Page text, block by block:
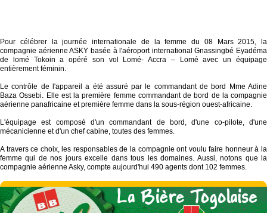
Pour célébrer la journée internationale de la femme du 08 Mars 2015, la
compagnie aérienne ASKY basée à l'aéroport international Gnassingbé Eyadéma
de lomé Tokoin a opéré son vol Lomé- Accra – Lomé avec un équipage
entièrement féminin.
Le contrôle de l'appareil a été assuré par le commandant de bord Mme Adine
Baza Ossebi. Elle est la première femme commandant de bord de la compagnie
aérienne panafricaine et première femme dans la sous-région ouest-africaine.
L'équipage est composé d'un commandant de bord, d'une co-pilote, d'une
mécanicienne et d'un chef cabine, toutes des femmes.
A travers ce choix, les responsables de la compagnie ont voulu faire honneur à la
femme qui de nos jours excelle dans tous les domaines. Aussi, notons que la
compagnie aérienne Asky, compte aujourd'hui 490 agents dont 102 femmes.